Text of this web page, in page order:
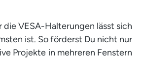
VESA-Halterungen lässt sich
ist. So förderst Du nicht nur
Projekte in mehreren Fenstern